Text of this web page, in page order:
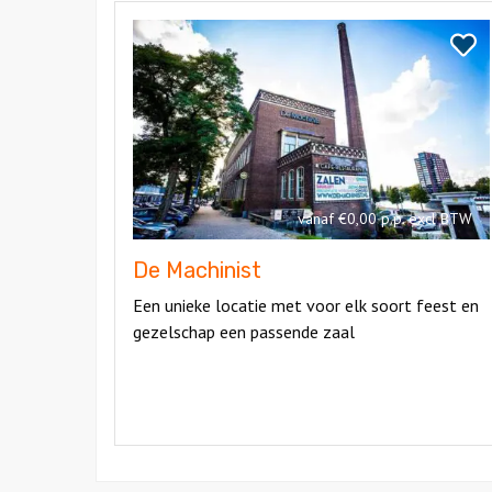
Bekijk
De
vanaf €0,00 p.p. excl BTW
De Machinist
Een unieke locatie met voor elk soort feest en
gezelschap een passende zaal
De
Machinist